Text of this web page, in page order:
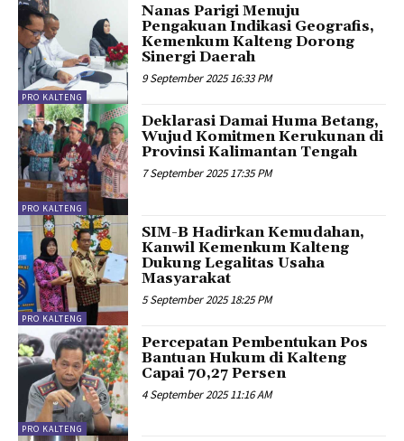
PRO KALTENG
Nanas Parigi Menuju
Pengakuan Indikasi Geografis,
Kemenkum Kalteng Dorong
Sinergi Daerah
9 September 2025 16:33 PM
PRO KALTENG
Deklarasi Damai Huma Betang,
Wujud Komitmen Kerukunan di
Provinsi Kalimantan Tengah
7 September 2025 17:35 PM
PRO KALTENG
SIM-B Hadirkan Kemudahan,
Kanwil Kemenkum Kalteng
Dukung Legalitas Usaha
Masyarakat
5 September 2025 18:25 PM
PRO KALTENG
Percepatan Pembentukan Pos
Bantuan Hukum di Kalteng
Capai 70,27 Persen
4 September 2025 11:16 AM